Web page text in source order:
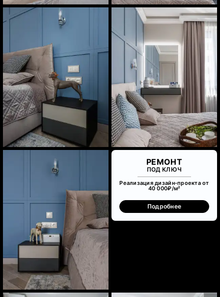
РЕМОНТ
ПОД КЛЮЧ
Реализация дизайн-проекта от
40 000₽/м²
Подробнее